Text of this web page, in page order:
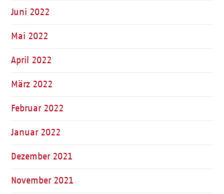
Juni 2022
Mai 2022
April 2022
März 2022
Februar 2022
Januar 2022
Dezember 2021
November 2021